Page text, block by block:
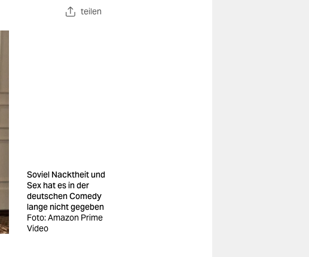
teilen
Soviel Nacktheit und
Sex hat es in der
deutschen Comedy
lange nicht gegeben
Foto: Amazon Prime
Video